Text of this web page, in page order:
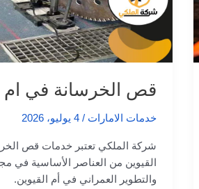
قص الخرسانة في ام
خدمات الامارات / 4 يوليو، 2026
شركة الملكي تعتبر خدمات قص
القيوين من العناصر الأساسية في
والتطوير العمراني في أم القيوين.